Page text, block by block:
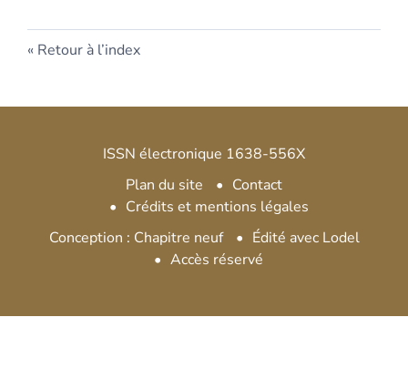
Retour à l’index
ISSN électronique 1638-556X
Plan du site
Contact
Crédits et mentions légales
Conception : Chapitre neuf
Édité avec Lodel
Accès réservé